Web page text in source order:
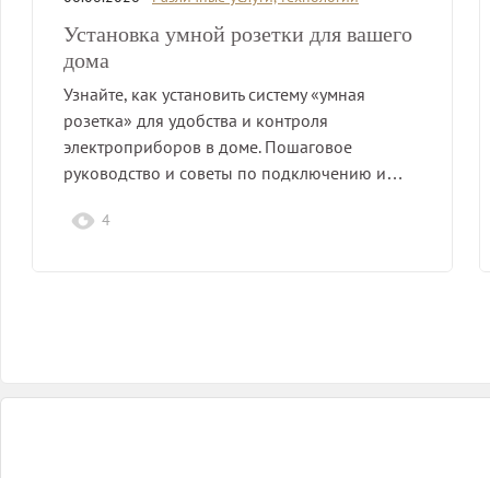
Установка умной розетки для вашего
дома
Узнайте, как установить систему «умная
розетка» для удобства и контроля
электроприборов в доме. Пошаговое
руководство и советы по подключению и…
4